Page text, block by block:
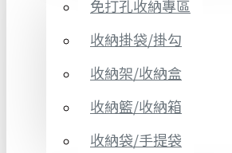
免打孔收納專區
收納掛袋/掛勾
收納架/收納盒
收納籃/收納箱
收納袋/手提袋